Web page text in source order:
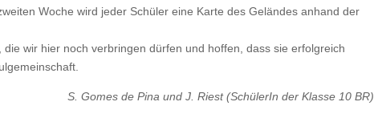
Woche wird jeder Schüler eine Karte des Geländes anhand der
wir hier noch verbringen dürfen und hoffen, dass sie erfolgreich
S. Gomes de Pina und J. Riest (SchülerIn der Klasse 10 BR)